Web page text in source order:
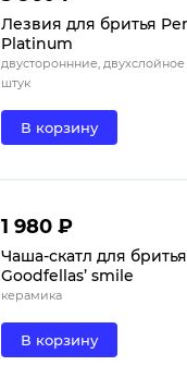
Лезвия для бритья
Platinum
двустороннние,
штук
В корзину
1 980 ₽
Чаша-скатл для
Goodfellas’ smile
керамика
В корзину